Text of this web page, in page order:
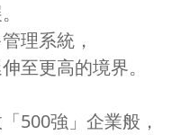
理系統，
至更高的境界。
500強」企業般，